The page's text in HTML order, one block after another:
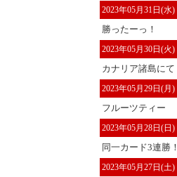
2023年05月31日(水)
勝ったーっ！
2023年05月30日(火)
カナリア諸島にて
2023年05月29日(月)
フルーツティー
2023年05月28日(日)
同一カード3連勝！
2023年05月27日(土)